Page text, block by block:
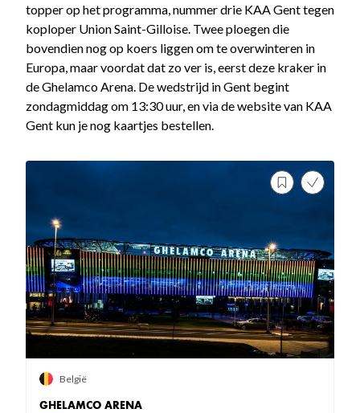
topper op het programma, nummer drie KAA Gent tegen
koploper Union Saint-Gilloise. Twee ploegen die
bovendien nog op koers liggen om te overwinteren in
Europa, maar voordat dat zo ver is, eerst deze kraker in
de Ghelamco Arena. De wedstrijd in Gent begint
zondagmiddag om 13:30 uur, en via de website van KAA
Gent kun je nog kaartjes bestellen.
GHELAMCO ARENA
België